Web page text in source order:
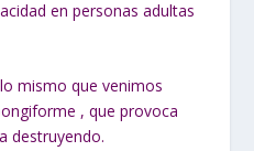
en personas adultas
mismo que venimos
, que provoca
destruyendo.